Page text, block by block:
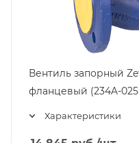
Вентиль запорный
фланцевый (234A-
Характеристики